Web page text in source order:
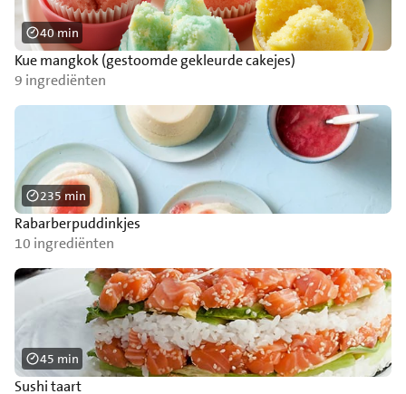
Kue mangkok (gestoomde gekleurde cakejes)
9 ingrediënten
40 min
Rabarberpuddinkjes
10 ingrediënten
235 min
Sushi taart
45 min